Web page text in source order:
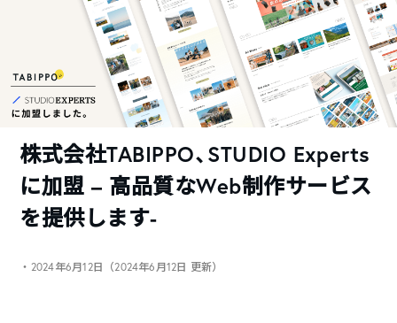
株式会社TABIPPO、STUDIO Experts
に加盟 – 高品質なWeb制作サービス
を提供します-
・2024年6月12日（2024年6月12日 更新）